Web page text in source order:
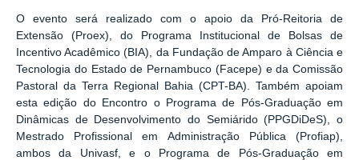
O evento será realizado com o apoio da Pró-Reitoria de
Extensão (Proex), do Programa Institucional de Bolsas de
Incentivo Acadêmico (BIA), da Fundação de Amparo à Ciência e
Tecnologia do Estado de Pernambuco (Facepe) e da Comissão
Pastoral da Terra Regional Bahia (CPT-BA). Também apoiam
esta edição do Encontro o Programa de Pós-Graduação em
Dinâmicas de Desenvolvimento do Semiárido (PPGDiDeS), o
Mestrado Profissional em Administração Pública (Profiap),
ambos da Univasf, e o Programa de Pós-Graduação em